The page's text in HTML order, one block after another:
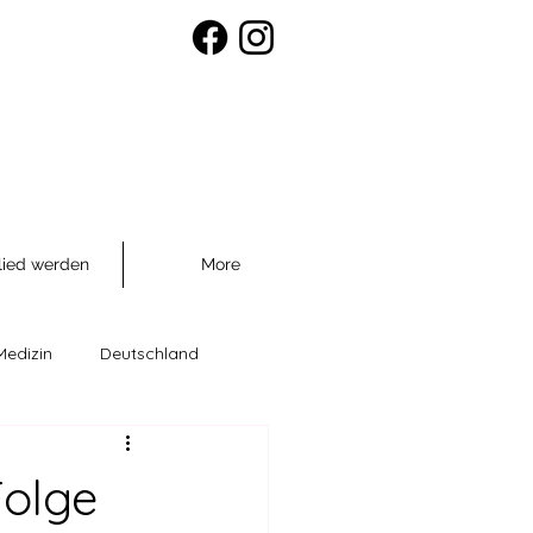
werden More
Deutschland